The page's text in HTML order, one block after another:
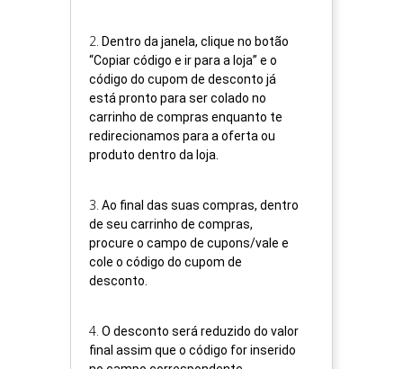
2. Dentro da janela, clique no botão
“Copiar código e ir para a loja” e o
código do cupom de desconto já
está pronto para ser colado no
carrinho de compras enquanto te
redirecionamos para a oferta ou
produto dentro da loja.
3. Ao final das suas compras, dentro
de seu carrinho de compras,
procure o campo de cupons/vale e
cole o código do cupom de
desconto.
4. O desconto será reduzido do valor
final assim que o código for inserido